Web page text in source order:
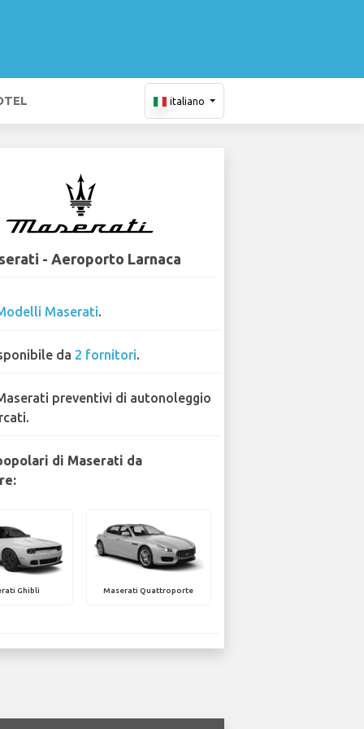
italiano
- Aeroporto Larnaca
Maserati.
da 2 fornitori.
preventivi di autonoleggio
di Maserati da
Ghibli Maserati Quattroporte